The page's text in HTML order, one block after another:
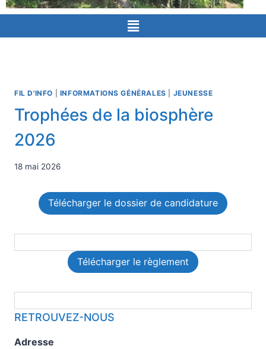
FIL D'INFO INFORMATIONS GÉNÉRALES JEUNESSE
Trophées de la biosphère
2026
18 mai 2026
Télécharger le dossier de candidature
Télécharger le règlement
RETROUVEZ-NOUS
Adresse